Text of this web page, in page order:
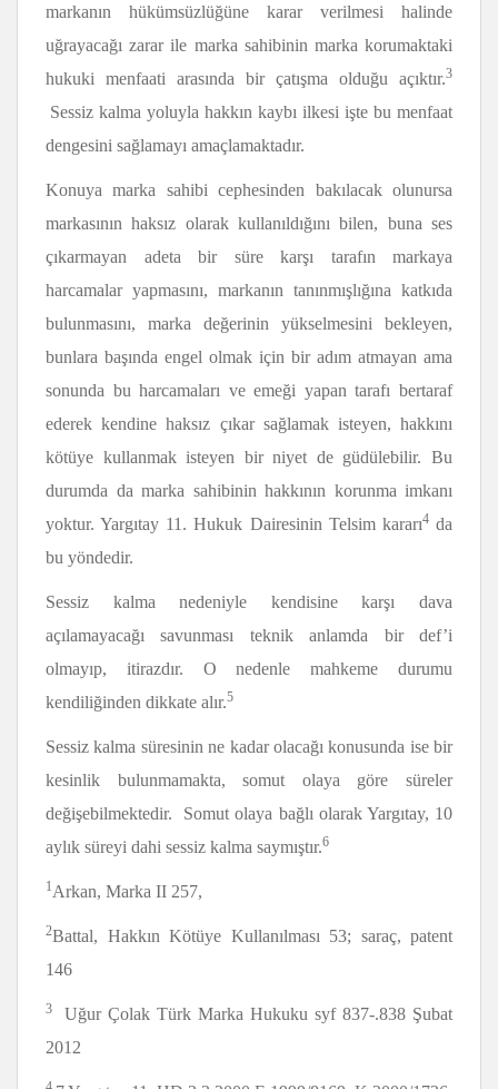
markanın hükümsüzlüğüne karar verilmesi halinde
uğrayacağı zarar ile marka sahibinin marka korumaktaki
hukuki menfaati arasında bir çatışma olduğu açıktır.3
Sessiz kalma yoluyla hakkın kaybı ilkesi işte bu menfaat
dengesini sağlamayı amaçlamaktadır.
Konuya marka sahibi cephesinden bakılacak olunursa
markasının haksız olarak kullanıldığını bilen, buna ses
çıkarmayan adeta bir süre karşı tarafın markaya
harcamalar yapmasını, markanın tanınmışlığına katkıda
bulunmasını, marka değerinin yükselmesini bekleyen,
bunlara başında engel olmak için bir adım atmayan ama
sonunda bu harcamaları ve emeği yapan tarafı bertaraf
ederek kendine haksız çıkar sağlamak isteyen, hakkını
kötüye kullanmak isteyen bir niyet de güdülebilir. Bu
durumda da marka sahibinin hakkının korunma imkanı
yoktur. Yargıtay 11. Hukuk Dairesinin Telsim kararı4da
bu yöndedir.
Sessiz kalma nedeniyle kendisine karşı dava
açılamayacağı savunması teknik anlamda bir def’i
olmayıp, itirazdır. O nedenle mahkeme durumu
kendiliğinden dikkate alır.5
Sessiz kalma süresinin ne kadar olacağı konusunda ise bir
kesinlik bulunmamakta, somut olaya göre süreler
değişebilmektedir. Somut olaya bağlı olarak Yargıtay, 10
aylık süreyi dahi sessiz kalma saymıştır.6
1Arkan, Marka II 257,
2Battal, Hakkın Kötüye Kullanılması 53; saraç, patent
146
3
Uğur Çolak Türk Marka Hukuku syf 837-.838 Şubat
2012